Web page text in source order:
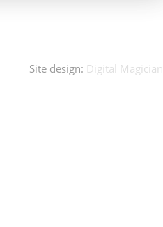
Site design: Digital Magician